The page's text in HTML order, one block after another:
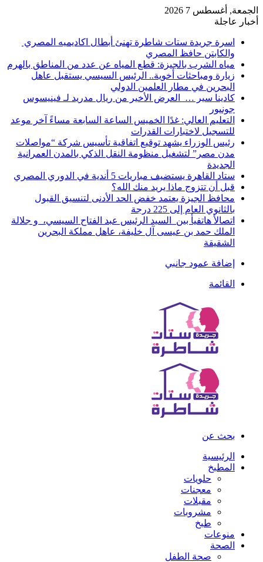
الجمعة, أغسطس 7 2026
أخبار عاجلة
اسرة جريدة ستات شاطرة تهنئ أبطال اكاديميه المصري
والكابتن حافظ المصري
مياه الشرب بالجيزة: قطع المياه عن عدد من المناطق بالهرم
زيارة ومباحثات أخوية.. الرئيس السيسي يستقبل عاهل
البحرين في مطار العلمين الدولي
كادينا سير … العرض الأخير من ريال مدريد لـ فينيسوس
جونيور
التعليم العالي: غدًا الخميس الساعة السابعة مساءً آخر موعد
للتسجيل لاختبارات القدرات
رئيس الوزراء يشهد توقيع اتفاقية تأسيس شركة “مواصلات
مدن مصر” لتشغيل منظومة النقل الذكي بالمدن العمرانية
الجديدة
ستاد القاهرة يستضيف مباريات 5 أندية في الدوري المصري
قبل أن تتزوج ماذا يريد منك الله؟
محافظ الجيزة يعتمد خفض الحد الأدنى لتنسيق القبول
بالثانوي العام إلى 225 درجة
اتصالأ هاتفيأ بين السيد الرئيس عبد الفتاح السيسي، و جلالة
الملك حمد بن عيسى آل خليفة، عاهل مملكة البحرين
الشقيقة
إضافة عمود جانبي
القائمة
بحث عن
الرئيسية
المطبخ
حلويات
معجنات
مقبلات
مشروبات
طبخ
منوعات
الصحة
صحة الطفل